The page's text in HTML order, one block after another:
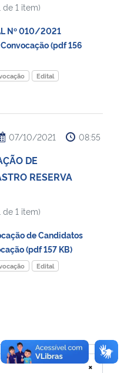
Humanos
1 item)
Nº 010/2021
(pdf 156
Edital
07/10/2021 08:55
DE
RESERVA
1 item)
de Candidatos
(pdf 157 KB)
Edital
×